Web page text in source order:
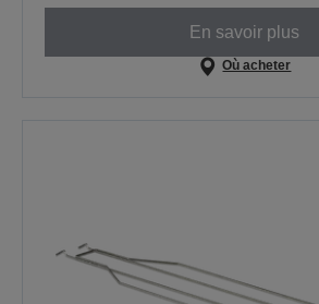
En savoir plus
Où acheter